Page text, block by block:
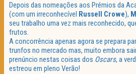
Depois das nomeações aos Prémios da
(com um irreconhecível Russell Crowe),
seu trabalho uma vez mais reconhecido,
frutos.
A concorrência apenas agora se prepara
trunfos no mercado mas, muito embora
prenúncio nestas coisas dos Oscars, a
estreou em pleno Verão!